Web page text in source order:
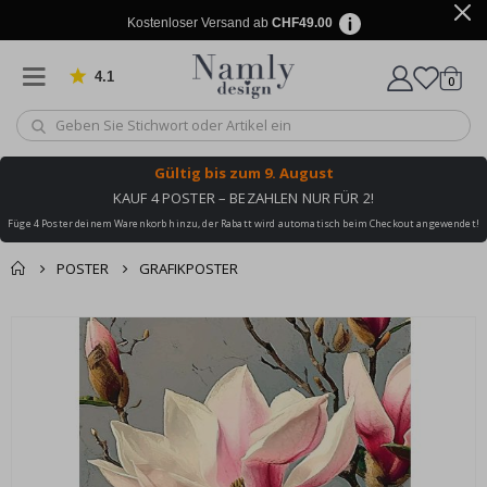
Kostenloser Versand ab CHF49.00
4.1 von 1025 Bewertungen
Wagen
0
Gültig bis zum 9. August
KAUF 4 POSTER – BEZAHLEN NUR FÜR 2!
Füge 4 Poster deinem Warenkorb hinzu, der Rabatt wird automatisch beim Checkout angewendet!
POSTER GRAFIKPOSTER
Zusammen gekaufte
Produkte
Einkaufswagen
Zur Kasse
Bildgalerie